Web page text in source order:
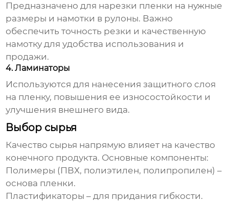
Предназначено для нарезки пленки на нужные
размеры и намотки в рулоны. Важно
обеспечить точность резки и качественную
намотку для удобства использования и
продажи.
4. Ламинаторы
Используются для нанесения защитного слоя
на пленку, повышения ее износостойкости и
улучшения внешнего вида.
Выбор сырья
Качество сырья напрямую влияет на качество
конечного продукта. Основные компоненты:
Полимеры (ПВХ, полиэтилен, полипропилен) –
основа пленки.
Пластификаторы – для придания гибкости.